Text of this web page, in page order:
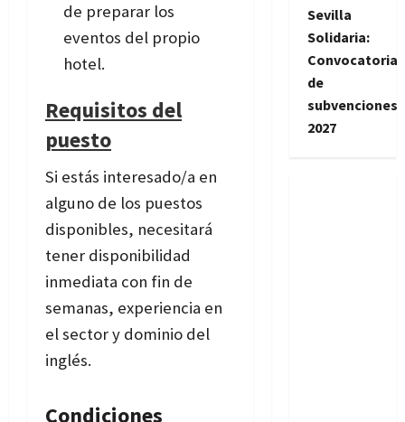
de preparar los
eventos del propio
hotel.
Requisitos del
puesto
Si estás interesado/a en
alguno de los puestos
disponibles, necesitará
tener disponibilidad
inmediata con fin de
semanas, experiencia en
el sector y dominio del
inglés.
Condiciones
Sevilla
Solidaria:
Convocatoria
de
subvenciones
2027